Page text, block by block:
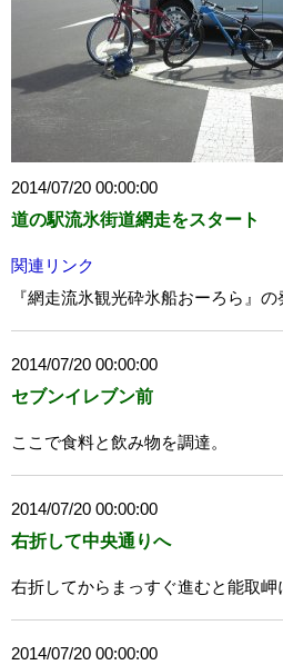
2014/07/20 00:00:00
道の駅流氷街道網走をスタート
関連リンク
『網走流氷観光砕氷船おーろら』の
2014/07/20 00:00:00
セブンイレブン前
ここで食料と飲み物を調達。
2014/07/20 00:00:00
右折して中央通りへ
右折してからまっすぐ進むと能取岬
2014/07/20 00:00:00